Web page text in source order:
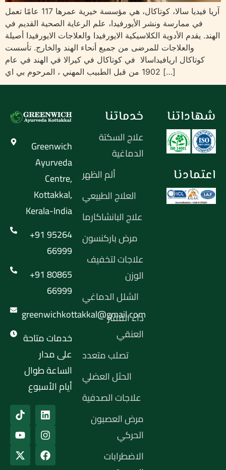
آريا فيديا سالا، كوتاكال، هي مؤسسة خيرية عمرها 117 عامًا تعمل
في ممارسة ونشر الأيورفيدا، علم الرعاية الصحية القديم في
الهند. يقدم الأدوية الكلاسيكية الايورفيدا والعلاجات الايورفيدا أصيلة
والعلاجات للمرضى من جميع أنحاء الهند والخارج. تأسست
كوتاكال اريافيداسالا في كوتاكال في كيرالا في الهند في عام
1902 من قبل الطبيب المهني ، المرحوم بي اي […]
خدماتنا
علاج السكتة
الدماغية
ألم الظهر
العلاج الطبيعي
علاج البانشاكارما
مرض باركنسون
علاجات لتخفيف
الوزن
الشلل الدماغي
داء الفقار
العنقي
تصلب متعدد
الحثل العضلي
علاجات الصدفية
مرض العصبون
الحركي
الاضطرابات
شهاداتنا
اعتمادنا
Greenwich
Ayurveda
Centre,
Kottakkal,
Kerala-India
+91 95264
66999
+91 80865
66999
greenwichkottakkal@gmail.com
خدمات متاحة
على مدار
الساعة طوال
أيام الأسبوع